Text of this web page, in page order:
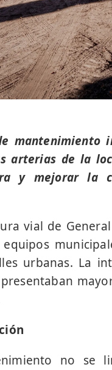
mantenimiento
arterias de la
y mejorar la
vial de
urbanas. La
no se